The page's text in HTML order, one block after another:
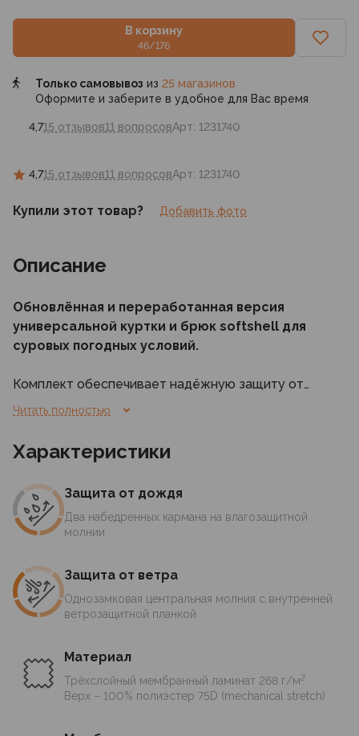
4,715 отзывов11 вопросовАрт: 1231740
В корзину
46/176
4,715 отзывов11 вопросовАрт: 1231740
Только самовывоз из 25 магазинов
Оформите и заберите в удобное для Вас время
Купили этот товар? Добавить фото
Описание
Обновлённая и переработанная версия
универсальной куртки и брюк softshell для
суровых погодных условий.
Комплект обеспечивает надёжную защиту от
ветра и лёгких осадков при сохранении высокого
высокоэффективному воздухопроницаемому
мембранному материалу на основе субмикронной
волоконной мембраны.
Куртка и брюки Action Softshell мод.2 созданы как
маршрутные для различных видов туризма,
зимний период, применимы также в качестве
городской одежды. Обеспечивают надёжную
защиту от ветра, несильного дождя и снега при
диапазоне нагрузок и температур.
Субмикронная волоконная мембрана при
влаги обеспечивает существенно более
Читать полностью
Характеристики
Защита от дождя
Два набедренных кармана на влагозащитной
молнии
Защита от ветра
Однозамковая центральная молния с внутренней
ветрозащитной планкой
Материал
Трёхслойный мембранный ламинат 268 г/м2
Верх – 100% полиэстер 75D (mechanical stretch)